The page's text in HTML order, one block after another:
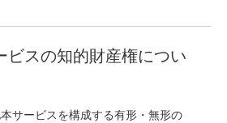
ビスの知的財産権につい
サービスを構成する有形・無形の